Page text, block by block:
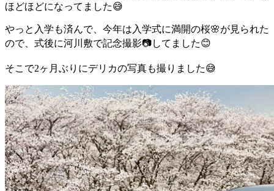
ほどほどになってました😅
やっと入学も済んで、今年は入学式に満開の桜🌸が見られた
ので、式後に河川敷で記念撮影📷してました😊
そこで2ヶ月ぶりにデリカの写真も撮りました😅